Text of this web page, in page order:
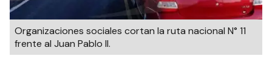
Organizaciones sociales cortan la ruta nacional N° 11
frente al Juan Pablo II.